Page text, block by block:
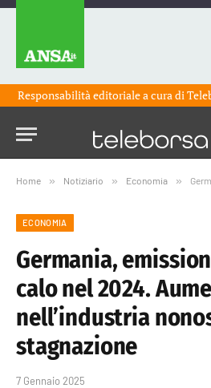
Responsabilità editoriale a cura di
Home » Notiziario » Economia » Germania,
ECONOMIA
Germania,
calo nel 2024.
nell’industria
stagnazione
7 Gennaio 2025